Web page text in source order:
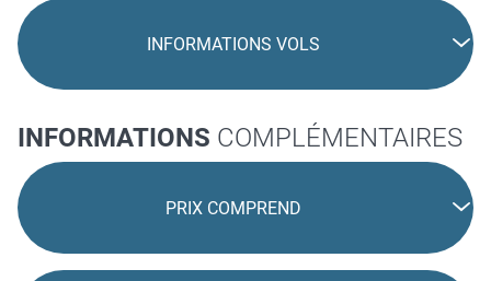
INFORMATIONS VOLS
INFORMATIONS COMPLÉMENTAIRES
PRIX COMPREND